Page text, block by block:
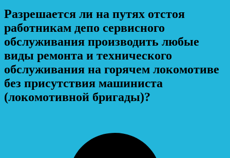
Разрешается ли на путях отстоя
работникам депо сервисного
обслуживания производить любые
виды ремонта и технического
обслуживания на горячем локомотиве
без присутствия машиниста
(локомотивной бригады)?